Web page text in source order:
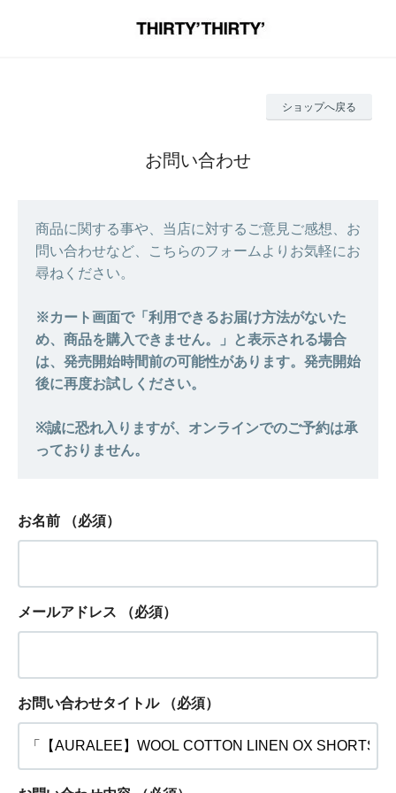
ショップへ戻る
お問い合わせ
商品に関する事や、当店に対するご意見ご感想、お
問い合わせなど、こちらのフォームよりお気軽にお
尋ねください。
お名前 （必須）
メールアドレス （必須）
お問い合わせタイトル （必須）